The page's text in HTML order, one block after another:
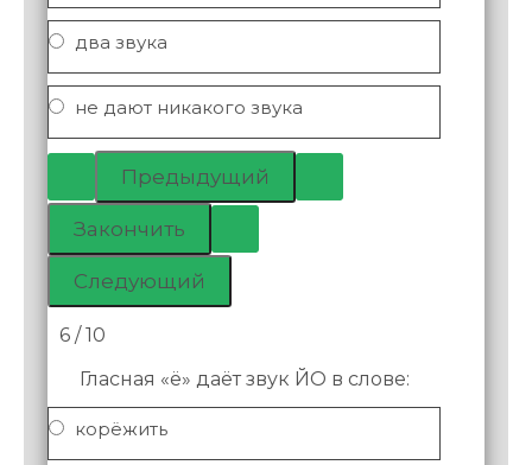
два звука
не дают никакого звука
6 / 10
Гласная «ё» даёт звук ЙО в слове:
корёжить